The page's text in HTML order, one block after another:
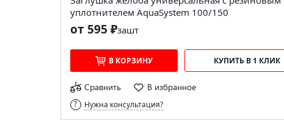
уплотнителем AquaSystem 100/150
от 595 ₽зашт
В КОРЗИНУ КУПИТЬ В 1 КЛИК
Сравнить В избранное
Нужна консультация?